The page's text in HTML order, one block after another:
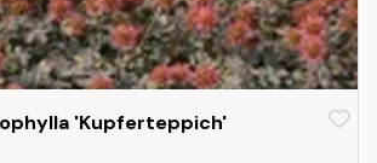
'Kupferteppich'